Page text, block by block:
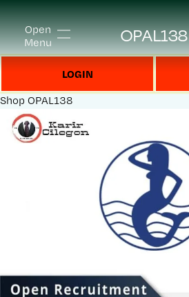
Open
Menu
OPAL138
LOGIN
Shop OPAL138